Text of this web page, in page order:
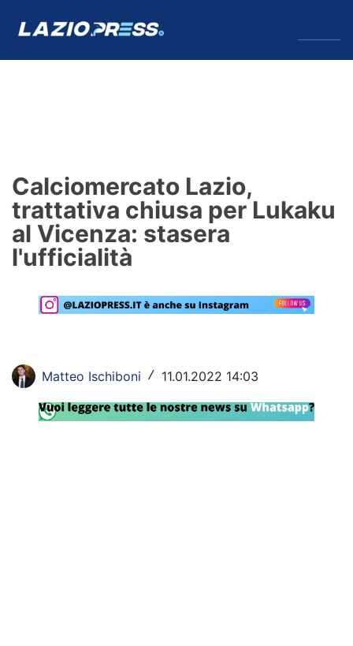
Formello
Infortuni
Primavera
Calciomercato
Rassegna Lazio
Social
Calciomercato Lazio,
trattativa chiusa per Lukaku
al Vicenza: stasera
l'ufficialità
Matteo Ischiboni / 11.01.2022 14:03